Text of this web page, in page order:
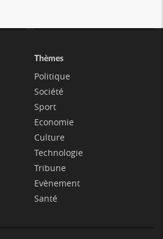
Thèmes
Politique
Société
Sport
Economie
Culture
Technologie
Tribune
Evènement
Santé